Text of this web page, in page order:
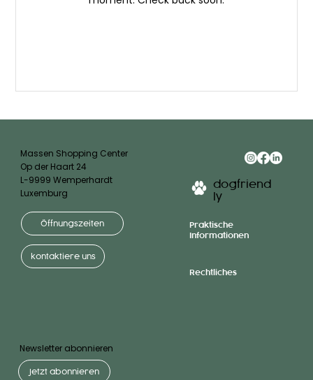
Newsletter abonnieren
Jetzt abonnieren
dogfriend
ly
Praktische
Informationen
Rechtliches
Massen Shopping Center
Op der Haart 24
L-9999 Wemperhardt
Luxemburg
Öffnungszeiten
kontaktiere uns